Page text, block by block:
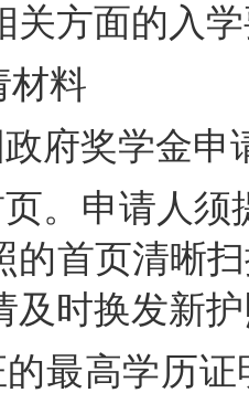
关方面的入
材料
府奖学金申
。申请人
的首页清晰
及时换发新
最高学历